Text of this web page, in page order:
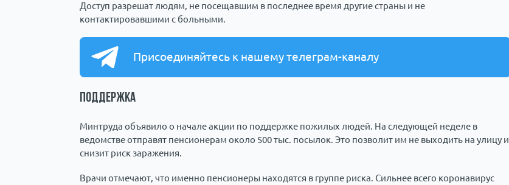
Доступ разрешат людям, не посещавшим в последнее время другие страны и не
контактировавшими с больными.
Присоединяйтесь к нашему телеграм-каналу
Поддержка
Минтруда объявило о начале акции по поддержке пожилых людей. На следующей неделе в
ведомстве отправят пенсионерам около 500 тыс. посылок. Это позволит им не выходить на улицу и
снизит риск заражения.
Врачи отмечают, что именно пенсионеры находятся в группе риска. Сильнее всего коронавирус